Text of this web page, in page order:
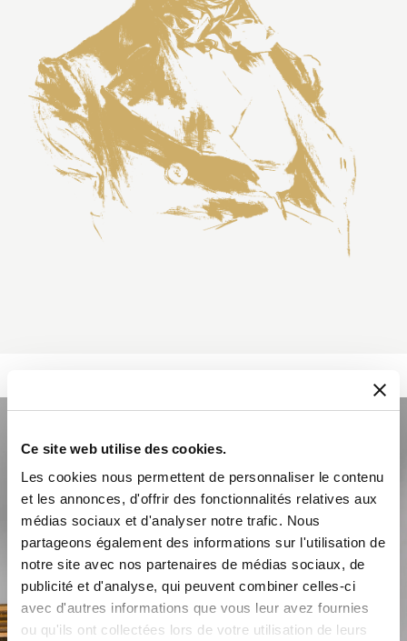
Ce site web utilise des cookies.
Les cookies nous permettent de personnaliser le contenu
et les annonces, d'offrir des fonctionnalités relatives aux
médias sociaux et d'analyser notre trafic. Nous
partageons également des informations sur l'utilisation de
notre site avec nos partenaires de médias sociaux, de
publicité et d'analyse, qui peuvent combiner celles-ci
avec d'autres informations que vous leur avez fournies
ou qu'ils ont collectées lors de votre utilisation de leurs